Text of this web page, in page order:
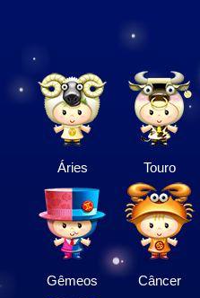
Áries Touro
Gêmeos Câncer